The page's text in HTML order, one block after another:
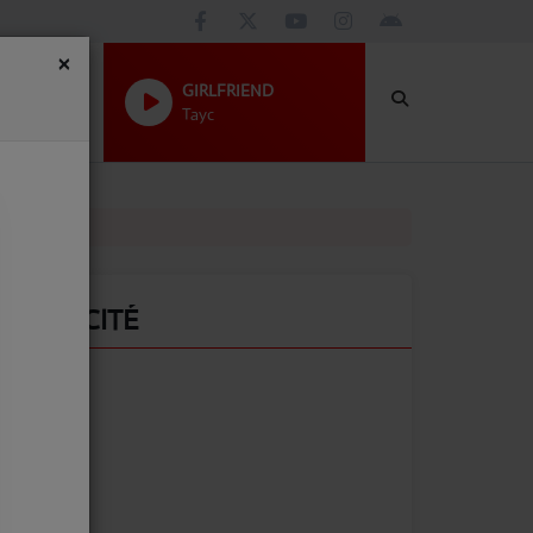
GIRLFRIEND
Tayc
PUBLICITÉ
×